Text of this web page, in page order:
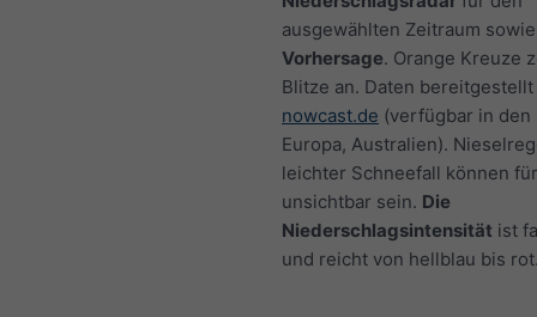
ausgewählten Zeitraum
Vorhersage. Orange Kreuze
Blitze an. Daten
nowcast.de (verfügbar in den
Europa, Australien).
leichter Schneefall können
unsichtbar sein. Die
Niederschlagsintensität ist
und reicht von hellblau bis